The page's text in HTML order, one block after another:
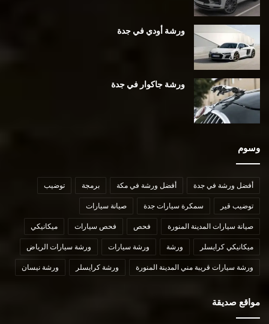
ورشة أودي في جدة
ورشة جاكوار في جدة
وسوم
أفضل ورشة في جدة أفضل ورشة في مكة برمجة توضيب
توضيب قير سمكرة سيارات جدة صيانة سيارات
صيانة سيارات المدينة المنورة فحص فحص سيارات ميكانيكي
ميكانيكي كرايسلر ورشة ورشة سيارات ورشة سيارات الرياض
ورشة سيارات قريبة مني المدينة المنورة ورشة كرايسلر ورشة نيسان
مواقع صديقة